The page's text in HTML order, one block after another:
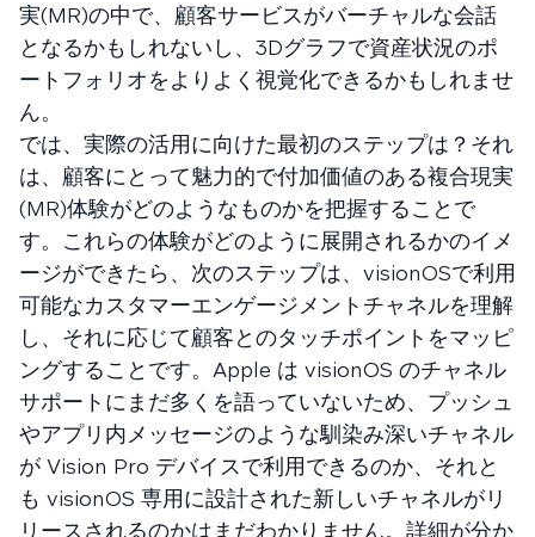
実(MR)の中で、顧客サービスがバーチャルな会話
となるかもしれないし、3Dグラフで資産状況のポ
ートフォリオをよりよく視覚化できるかもしれませ
ん。
では、実際の活用に向けた最初のステップは？それ
は、顧客にとって魅力的で付加価値のある複合現実
(MR)体験がどのようなものかを把握することで
す。これらの体験がどのように展開されるかのイメ
ージができたら、次のステップは、visionOSで利用
可能なカスタマーエンゲージメントチャネルを理解
し、それに応じて顧客とのタッチポイントをマッピ
ングすることです。Apple は visionOS のチャネル
サポートにまだ多くを語っていないため、プッシュ
やアプリ内メッセージのような馴染み深いチャネル
が Vision Pro デバイスで利用できるのか、それと
も visionOS 専用に設計された新しいチャネルがリ
リースされるのかはまだわかりません。詳細が分か